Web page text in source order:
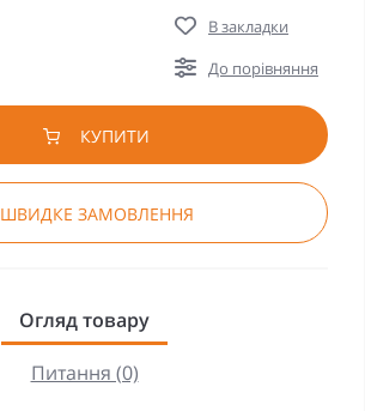
В закладки
До порівняння
КУПИТИ
ШВИДКЕ ЗАМОВЛЕННЯ
Огляд товару
Питання (0)